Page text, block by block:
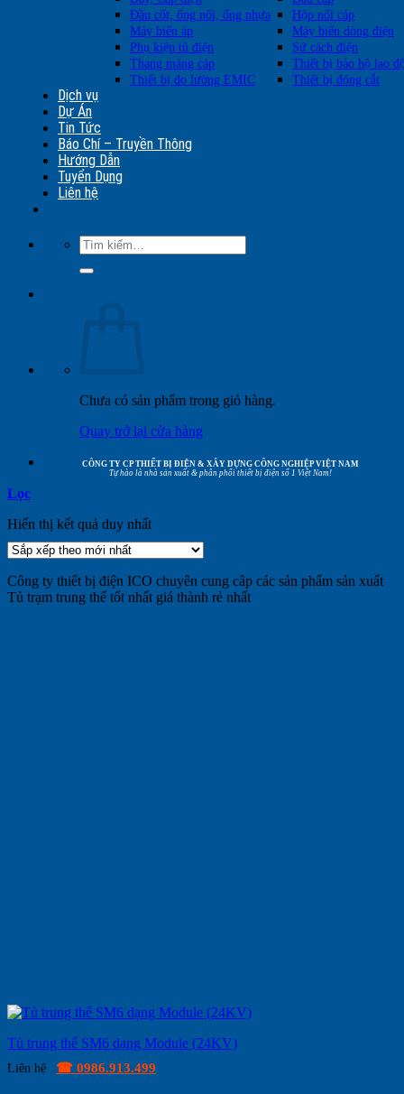
Đầu cốt, ống nối, ống nhựa
Hộp nối cáp
Máy biến áp
Máy biến dòng điện
Phụ kiện tủ điện
Sứ cách điện
Thang máng cáp
Thiết bị bảo hộ lao
Thiết bị đo lường EMIC
Thiết bị đóng cắt
Dịch vụ
Dự Án
Tin Tức
Báo Chí – Truyền Thông
Hướng Dẫn
Tuyển Dụng
Liên hệ
Tìm
kiếm:
Chưa có sản phẩm trong giỏ hàng.
Quay trở lại cửa hàng
CÔNG TY CP THIẾT BỊ ĐIỆN & XÂY DỰNG CÔNG NGHIỆP VIỆT NAM
Tự hào là nhà sản xuất & phân phối thiết bị điện số 1 Việt Nam!
Lọc
Hiển thị kết quả duy nhất
Công ty thiết bị điện ICO chuyên cung câp các sản phẩm sản xuất
Tủ trạm trung thế tốt nhất giá thành rẻ nhất
Tủ trung thế SM6 dạng Module (24KV)
Liên hệ ☎ 0986.913.499